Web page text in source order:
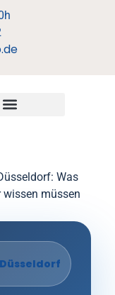
Düsseldorf